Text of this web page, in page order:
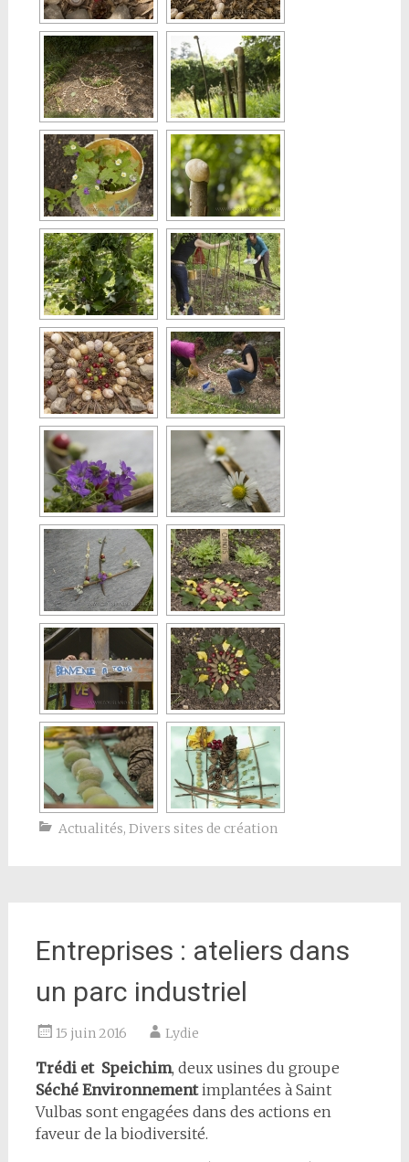
Actualités, Divers sites de création
Entreprises : ateliers dans
un parc industriel
15 juin 2016 Lydie
Trédi et Speichim, deux usines du groupe
Séché Environnementimplantées à Saint
Vulbas sont engagées dans des actions en
faveur de la biodiversité.